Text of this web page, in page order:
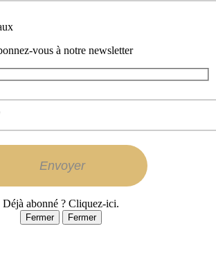
vous à notre newsletter
Déjà abonné ? Cliquez-ici.
Fermer Fermer